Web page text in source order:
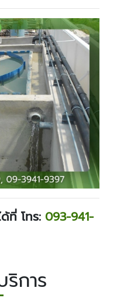
ที่ โทร: 093-941-
ริการ